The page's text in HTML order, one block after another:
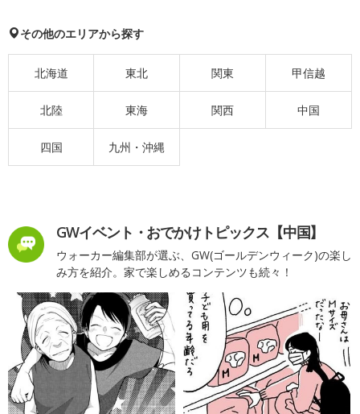
その他のエリアから探す
北海道 東北 関東 甲信越
北陸 東海 関西 中国
四国 九州・沖縄
GWイベント・おでかけトピックス【中国】
ウォーカー編集部が選ぶ、GW(ゴールデンウィーク)の楽し
み方を紹介。家で楽しめるコンテンツも続々！